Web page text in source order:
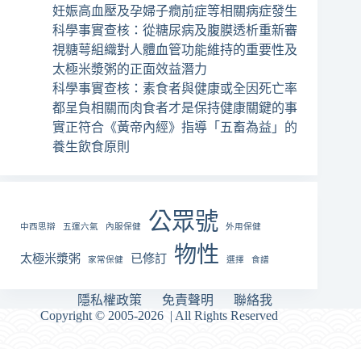
妊娠高血壓及孕婦子癇前症等相關病症發生
科學事實查核：從糖尿病及腹膜透析重新審
視糖萼組織對人體血管功能維持的重要性及
太極米漿粥的正面效益潛力
科學事實查核：素食者與健康或全因死亡率
都呈負相關而肉食者才是保持健康關鍵的事
實正符合《黃帝內經》指導「五畜為益」的
養生飲食原則
中西思辯 五運六氣 內服保健 公眾號 外用保健
太極米漿粥 家常保健 已修訂 物性 選擇 食譜
隱私權政策 免責聲明
聯絡我
Copyright © 2005-2026 | All Rights Reserved